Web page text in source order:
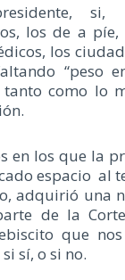
si,
los de a
los
“peso
tanto como lo
en los que la
espacio al
adquirió una
de la
que
sí, o si no.